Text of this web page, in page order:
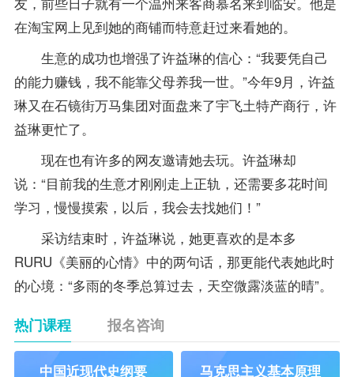
在淘宝网上见到她的商铺而特意赶过来看她的。
生意的成功也增强了许益琳的信心：“我要凭自己
的能力赚钱，我不能靠父母养我一世。”今年9月，许益
琳又在石镜街万马集团对面盘来了宇飞土特产商行，许
益琳更忙了。
现在也有许多的网友邀请她去玩。许益琳却
说：“目前我的生意才刚刚走上正轨，还需要多花时间
学习，慢慢摸索，以后，我会去找她们！”
采访结束时，许益琳说，她更喜欢的是本多
RURU《美丽的心情》中的两句话，那更能代表她此时
的心境：“多雨的冬季总算过去，天空微露淡蓝的晴”。
热门课程 报名咨询
中国近现代史纲要 马克思主义基本原理